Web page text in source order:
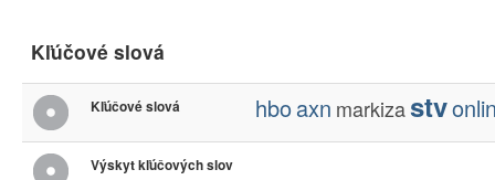
Kľúčové slová
Kľúčové slová hboaxn markizastv
Výskyt kľúčových slov